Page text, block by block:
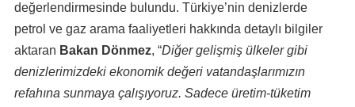
değerlendirmesinde bulundu. Türkiye’nin denizlerde
petrol ve gaz arama faaliyetleri hakkında detaylı bilgiler
aktaran Bakan Dönmez, “Diğer gelişmiş ülkeler gibi
denizlerimizdeki ekonomik değeri vatandaşlarımızın
refahına sunmaya çalışıyoruz. Sadece üretim-tüketim